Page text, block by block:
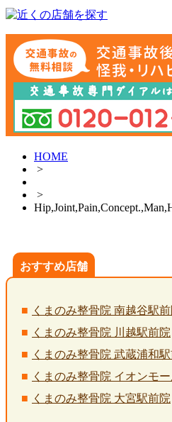
HOME
>
>
おすすめ店舗
くまのみ整骨院 南越谷駅
くまのみ整骨院 川越駅前院
くまのみ整骨院 武蔵浦和
くまのみ整骨院 イオンモ
くまのみ整骨院 大宮駅前院